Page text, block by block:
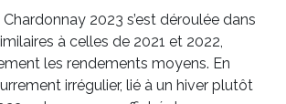
2023 s’est déroulée dans
à celles de 2021 et 2022,
les rendements moyens. En
irrégulier, lié à un hiver plutôt